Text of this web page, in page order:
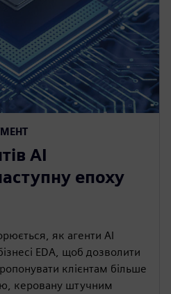
AI
епоху
як агенти AI
EDA, щоб дозволити
клієнтам більше
керовану штучним